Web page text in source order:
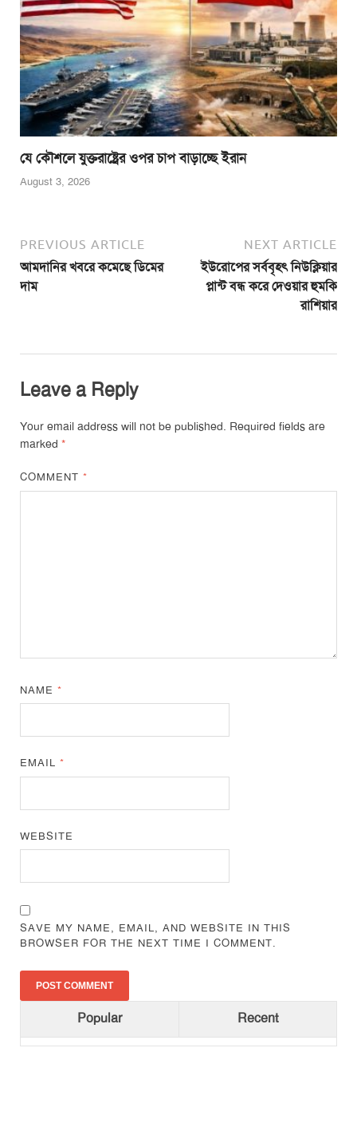
যে কৌশলে যুক্তরাষ্ট্রের ওপর চাপ বাড়াচ্ছে ইরান
August 3, 2026
PREVIOUS ARTICLE
আমদানির খবরে কমেছে ডিমের
দাম
NEXT ARTICLE
ইউরোপের সর্ববৃহৎ নিউক্লিয়ার
প্লান্ট বন্ধ করে দেওয়ার হুমকি
রাশিয়ার
Leave a Reply
Your email address will not be published. Required fields are
marked *
COMMENT*
NAME*
EMAIL*
WEBSITE
SAVE MY NAME, EMAIL, AND WEBSITE IN THIS
BROWSER FOR THE NEXT TIME I COMMENT.
Popular Recent